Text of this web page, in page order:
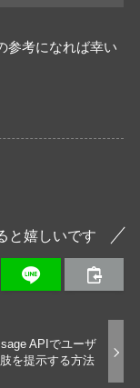
参考になれば幸い
と嬉しいです
APIでユーザ
を提示する方法